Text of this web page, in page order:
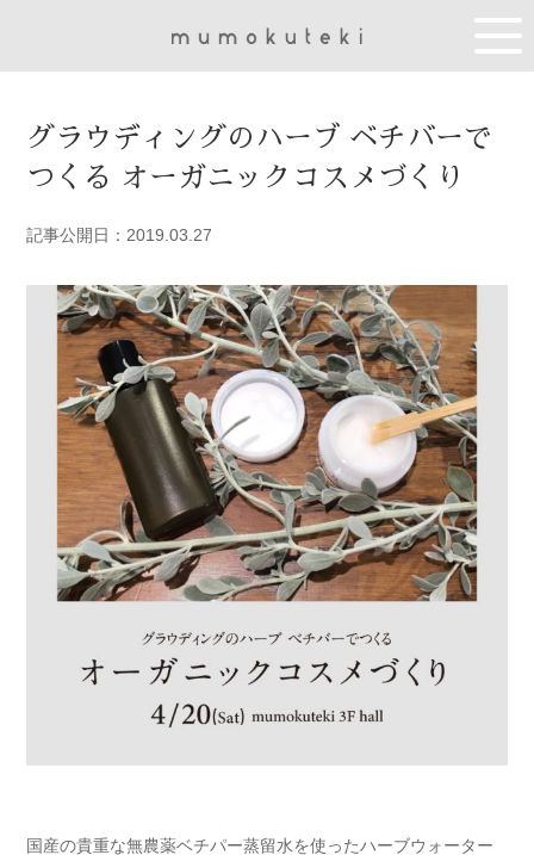
グラウディングのハーブ ベチバーで
つくる オーガニックコスメづくり
記事公開日：2019.03.27
国産の貴重な無農薬ベチパー蒸留水を使ったハーブウォーター